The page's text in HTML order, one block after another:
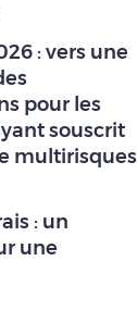
: vers une
pour les
souscrit
multirisques
: un
une